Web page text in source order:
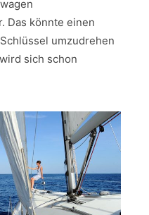
Das könnte einen
umzudrehen
sich schon